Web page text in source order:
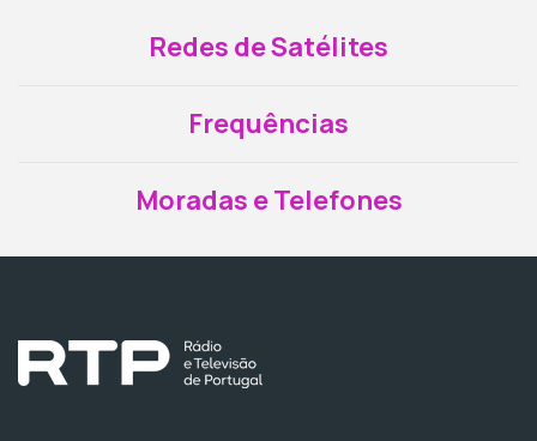
Redes de Satélites
Frequências
Moradas e Telefones